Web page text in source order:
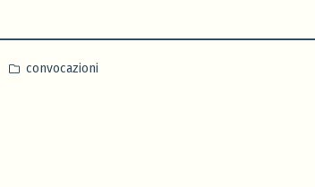
Pubblicato
convocazioni